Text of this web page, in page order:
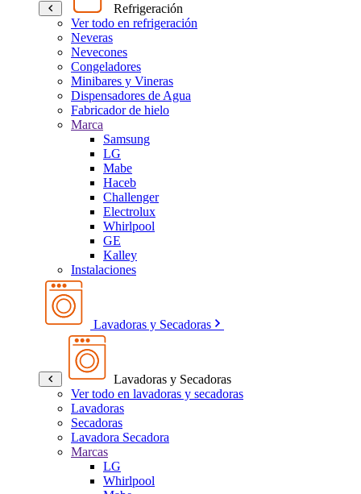
Refrigeración
Ver todo en refrigeración
Neveras
Nevecones
Congeladores
Minibares y Vineras
Dispensadores de Agua
Fabricador de hielo
Marca
Samsung
LG
Mabe
Haceb
Challenger
Electrolux
Whirlpool
GE
Kalley
Instalaciones
Lavadoras y Secadoras
Lavadoras y Secadoras
Ver todo en lavadoras y secadoras
Lavadoras
Secadoras
Lavadora Secadora
Marcas
LG
Whirlpool